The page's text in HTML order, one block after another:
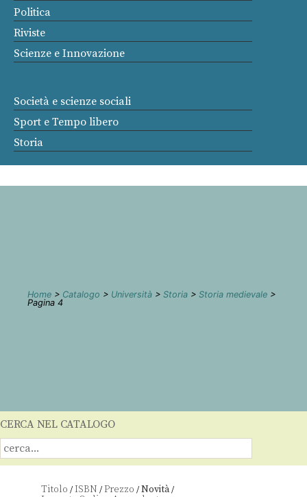
Politica
Riviste
Scienze e Innovazione
Società e scienze sociali
Sport e Tempo libero
Storia
Home > Catalogo > Università > Storia > Storia medievale >
Pagina 4
CERCA NEL CATALOGO
Titolo /ISBN /Prezzo /Novità/